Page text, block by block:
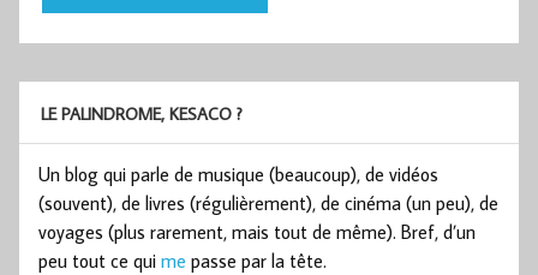
LE PALINDROME, KESACO ?
Un blog qui parle de musique (beaucoup), de vidéos
(souvent), de livres (régulièrement), de cinéma (un peu), de
voyages (plus rarement, mais tout de même). Bref, d’un
peu tout ce qui me passe par la tête.